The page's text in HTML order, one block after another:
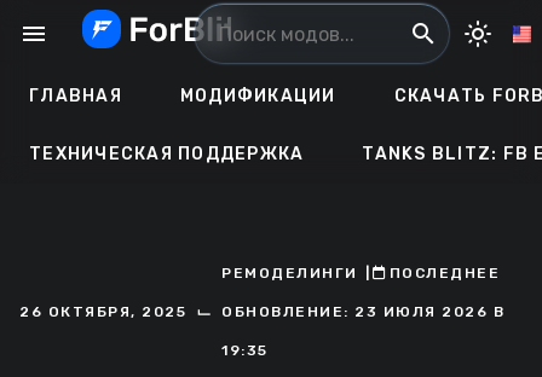
menu search light_mode
ГЛАВНАЯ МОДИФИКАЦИИ СКАЧАТЬ
ТЕХНИЧЕСКАЯ ПОДДЕРЖКА TANKS BLITZ: FB
26 ОКТЯБРЯ, 2025 ⌙
РЕМОДЕЛИНГИ ㅤПОСЛЕДНЕЕ
ОБНОВЛЕНИЕ: 23 ИЮЛЯ 2026 В
19:35